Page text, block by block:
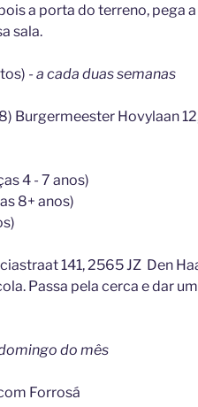
a porta do terreno, pega
sala.
- a cada duas semanas
Burgermeester Hovylaan
4 - 7 anos)
8+ anos)
141, 2565 JZ Den
Passa pela cerca e dar
do mês
Forrosá